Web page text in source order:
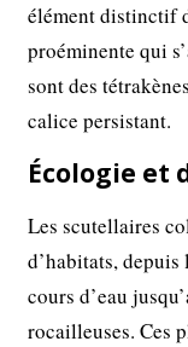
élément distinctif
proéminente qui
sont des
calice persistant.
Écologie
Les scutellaires
d’habitats,
cours d’eau
rocailleuses. Ces